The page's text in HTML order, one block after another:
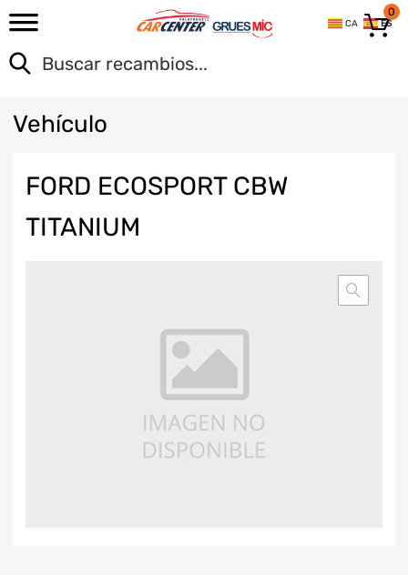
0
Vehículo
FORD ECOSPORT CBW
TITANIUM
CA ES